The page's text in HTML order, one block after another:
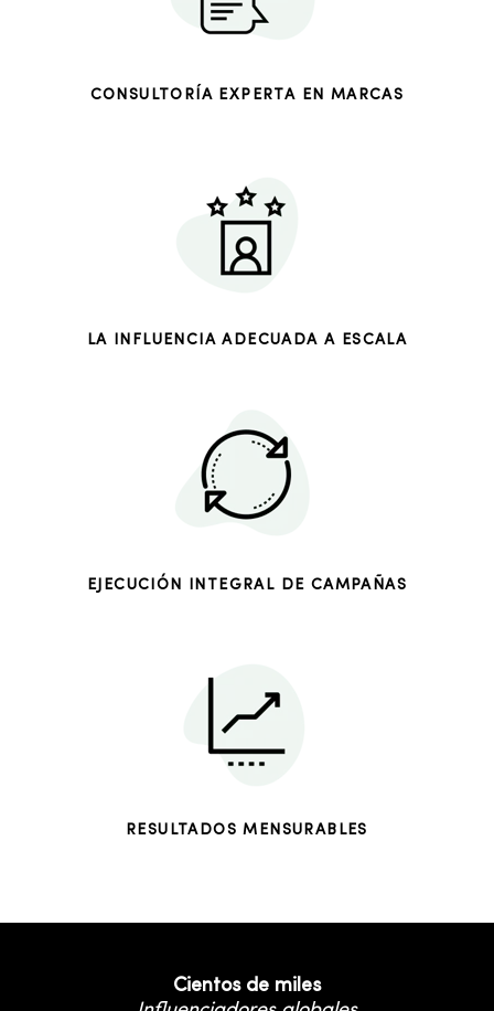
CONSULTORÍA EXPERTA EN MARCAS
LA INFLUENCIA ADECUADA A ESCALA
EJECUCIÓN INTEGRAL DE CAMPAÑAS
RESULTADOS MENSURABLES
Cientos de miles